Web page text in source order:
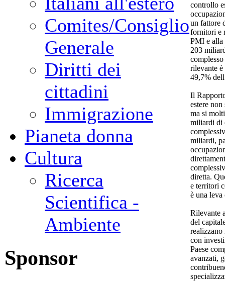
Comites/Consiglio
Generale
Diritti dei
cittadini
Immigrazione
Pianeta donna
Cultura
Ricerca
Scientifica -
Ambiente
Sponsor
controllo
un fattore
fornitori e
PMI e alla
203
rilevante
49,7%
Il
estere
ma si
miliardi di
miliardi,
diretta.
e territori
è una leva
Rilevante
del
con
Paese
avanzati,